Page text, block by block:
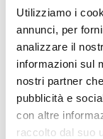
Utilizziamo i
annunci, per
analizzare il
informazioni sul
nostri partner
pubblicità e
con altre
raccolto dal suo
Altro
indirizzo
Personale